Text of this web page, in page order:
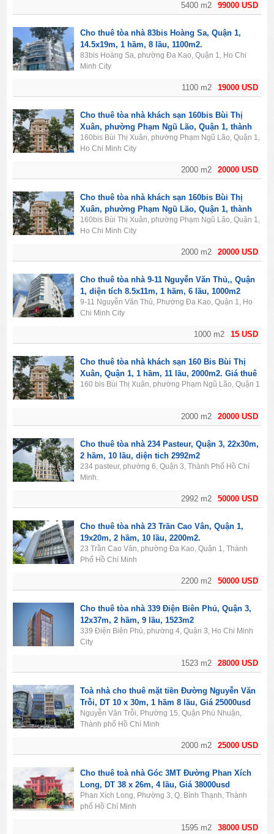
99000 USD
5400 m2
19000 USD
1100 m2
Cho thuê tòa nhà 83bis Hoàng Sa, Quận 1,
14.5x19m, 1 hầm, 8 lầu, 1100m2.
83bis Hoàng Sa, phường Đa Kao, Quận 1, Ho Chi
Minh City
20000 USD
2000 m2
Cho thuê tòa nhà khách sạn 160bis Bùi Thị
Xuân, phường Phạm Ngũ Lão, Quận 1, thành
phố Hồ Chí Minh. Diện tích 2000m2, 1 hầm, 11
lầu, 50PN.
160bis Bùi Thị Xuân, phường Phạm Ngũ Lão, Quận 1,
Ho Chi Minh City
20000 USD
2000 m2
Cho thuê tòa nhà khách sạn 160bis Bùi Thị
Xuân, phường Phạm Ngũ Lão, Quận 1, thành
phố Hồ Chí Minh. Diện tích 2000m2, 1 hầm, 11
lầu, 50PN.
160bis Bùi Thị Xuân, phường Phạm Ngũ Lão, Quận 1,
Ho Chi Minh City
15 USD
1000 m2
Cho thuê tòa nhà 9-11 Nguyễn Văn Thủ,, Quận
1, diện tích 8.5x11m, 1 hầm, 6 lầu, 1000m2
9-11 Nguyễn Văn Thủ, Phường Đa Kao, Quận 1, Ho
Chi Minh City
20000 USD
2000 m2
Cho thuê tòa nhà khách sạn 160 Bis Bùi Thị
Xuân, Quận 1, 1 hầm, 11 lầu, 2000m2. Giá thuê
20.000$/tháng.
160 bis Bùi Thị Xuân, phường Phạm Ngũ Lão, Quận 1
50000 USD
2992 m2
Cho thuê tòa nhà 234 Pasteur, Quận 3, 22x30m,
2 hầm, 10 lầu, diện tich 2992m2
234 pasteur, phường 6, Quận 3, Thành Phố Hồ Chí
Minh.
50000 USD
2200 m2
Cho thuê tòa nhà 23 Trần Cao Vân, Quận 1,
19x20m, 2 hầm, 10 lầu, 2200m2.
23 Trần Cao Vân, phường Đa Kao, Quận 1, Thành
Phố Hồ Chí Minh
28000 USD
1523 m2
Cho thuê tòa nhà 339 Điện Biên Phủ, Quận 3,
12x37m, 2 hầm, 9 lầu, 1523m2
339 Điện Biên Phủ, phường 4, Quận 3, Ho Chi Minh
City
25000 USD
2000 m2
Toà nhà cho thuê mặt tiền Đường Nguyễn Văn
Trỗi, DT 10 x 30m, 1 hầm 8 lầu, Giá 25000usd
Nguyễn Văn Trỗi, Phường 15, Quận Phú Nhuận,
Thành phố Hồ Chí Minh
38000 USD
1595 m2
Cho thuê toà nhà Góc 3MT Đường Phan Xích
Long, DT 38 x 26m, 4 lầu, Giá 38000usd
Phan Xích Long, Phường 3, Q. Bình Thạnh, Thành
phố Hồ Chí Minh